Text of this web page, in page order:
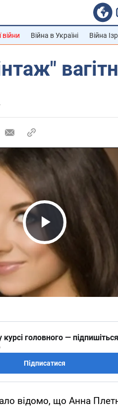
війни Війна в Україні Війна
Play Video
головного —
Підписатися
відомо, що Анна